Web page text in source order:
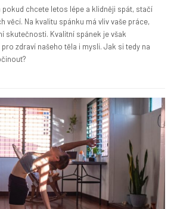
pokud chcete letos lépe a klidněji spát, stačí
věcí. Na kvalitu spánku má vliv vaše práce,
skutečnosti. Kvalitní spánek je však
zdraví našeho těla i mysli. Jak si tedy na